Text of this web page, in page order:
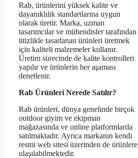
Rab, ürünlerini yüksek kalite ve
dayanıklılık standartlarına uygun
olarak üretir. Marka, uzman
tasarımcılar ve mühendisler tarafından
titizlikle tasarlanan ürünleri üretmek
için kaliteli malzemeler kullanır.
Üretim sürecinde de kalite kontrolleri
yapılır ve ürünlerin her aşaması
denetlenir.
Rab Ürünleri Nerede Satılır?
Rab ürünleri, dünya genelinde birçok
outdoor giyim ve ekipman
mağazasında ve online platformlarda
satılmaktadır. Ayrıca markanın kendi
resmi web sitesi üzerinden de ürünlere
ulaşılabilmektedir.